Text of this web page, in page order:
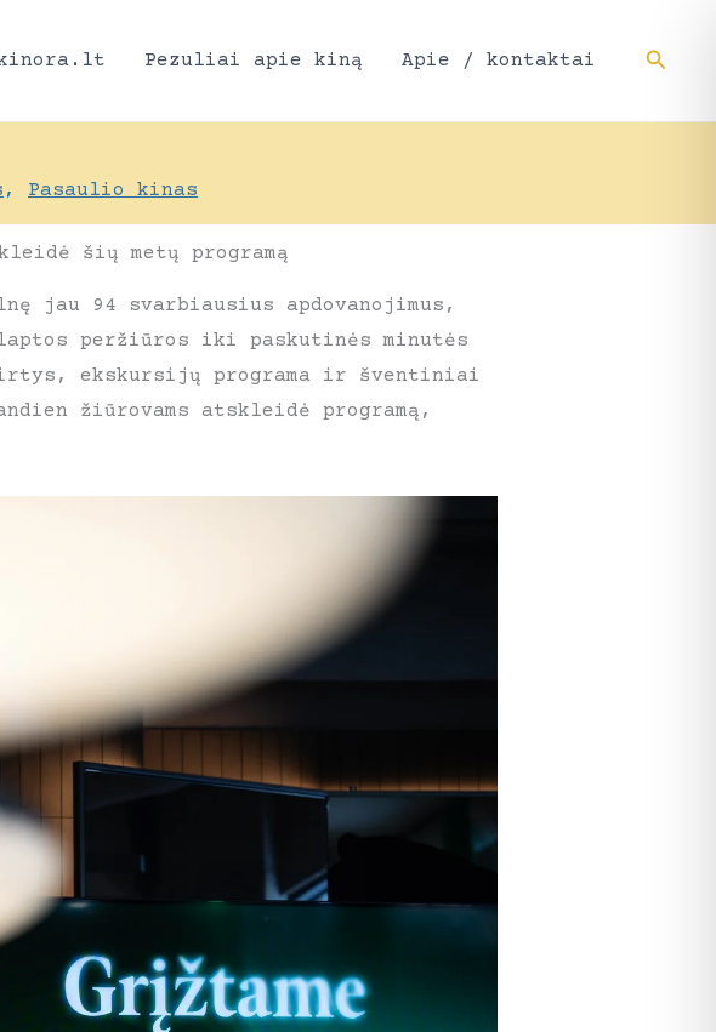
Pezuliai apie kiną Apie / kontaktai
, Pasaulio kinas
šių metų programą
94 svarbiausius apdovanojimus,
peržiūros iki paskutinės minutės
ekskursijų programa ir šventiniai
žiūrovams atskleidė programą,